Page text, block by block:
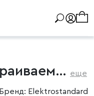
Светильник встраиваемый Side GU10 белый еще
Бренд: Elektrostandard